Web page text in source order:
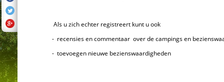
Als u zich echter registreert kunt u ook
- recensies en commentaar over de campings en
- toevoegen nieuwe bezienswaardigheden